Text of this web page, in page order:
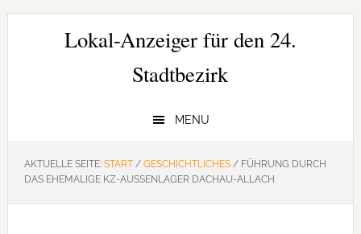
Zur
Hauptnavigation
Zum
Zur
SeitenspalteLokal-Anzeiger für den 24.
Stadtbezirk
MENU
AKTUELLE SEITE: START / GESCHICHTLICHES /FÜHRUNG DURCH
DAS EHEMALIGE KZ-AUSSENLAGER DACHAU-ALLACH